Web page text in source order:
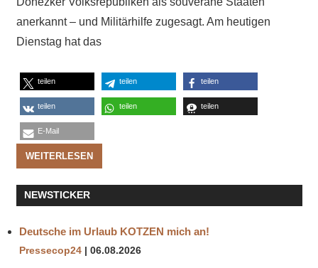
anerkannt – und Militärhilfe zugesagt. Am heutigen
Dienstag hat das
teilen teilen teilen
teilen teilen teilen
E-Mail
WEITERLESEN
NEWSTICKER
Deutsche im Urlaub KOTZEN mich an!
Pressecop24 06.08.2026